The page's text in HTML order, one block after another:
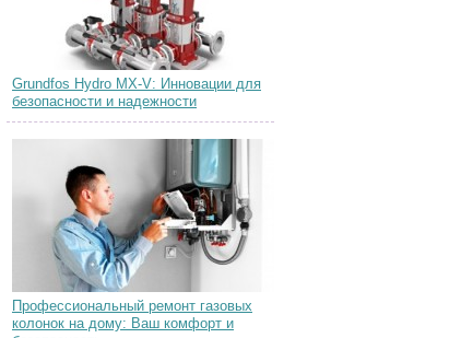
Grundfos Hydro MX-V: Инновации для
безопасности и надежности
Профессиональный ремонт газовых
колонок на дому: Ваш комфорт и